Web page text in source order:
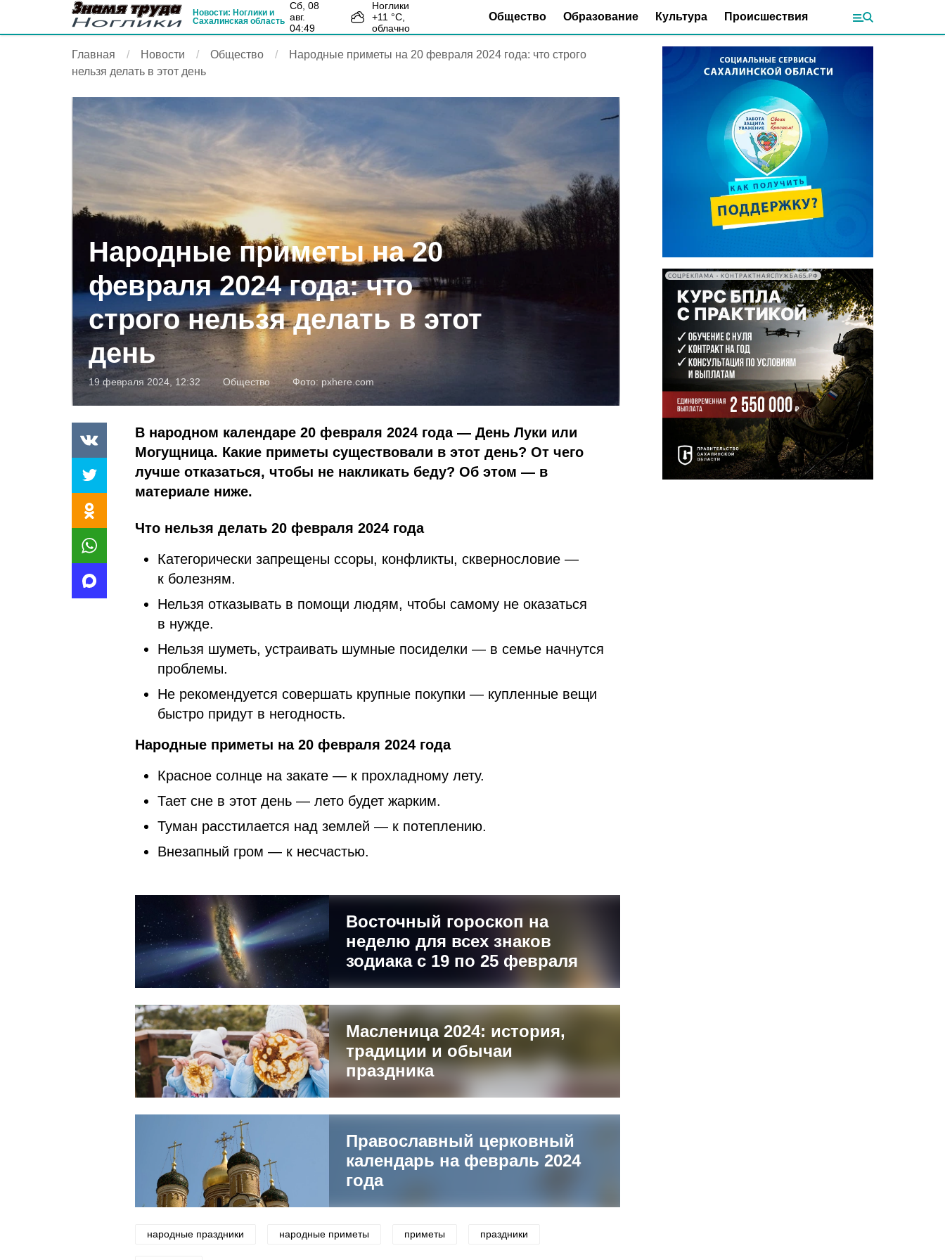
Новости: Ноглики и
Сахалинская область
сб, 08
авг.
04:49
Ноглики
+11 °С,
облачно
Общество Образование Культура Происшествия
Главная Новости Общество
Народные приметы на 20 февраля 2024 года: что строго
нельзя делать в этот день
Народные приметы на 20
февраля 2024 года: что
строго нельзя делать в этот
день
19 февраля 2024, 12:32 Общество Фото: pxhere.com
В народном календаре 20 февраля 2024 года — День Луки или
Могущница. Какие приметы существовали в этот день? От чего
лучше отказаться, чтобы не накликать беду? Об этом — в
материале ниже.
Что нельзя делать 20 февраля 2024 года
Категорически запрещены ссоры, конфликты, сквернословие —
к болезням.
Нельзя отказывать в помощи людям, чтобы самому не оказаться
в нужде.
Нельзя шуметь, устраивать шумные посиделки — в семье начнутся
проблемы.
Не рекомендуется совершать крупные покупки — купленные вещи
быстро придут в негодность.
Народные приметы на 20 февраля 2024 года
Красное солнце на закате — к прохладному лету.
Тает сне в этот день — лето будет жарким.
Туман расстилается над землей — к потеплению.
Внезапный гром — к несчастью.
Восточный гороскоп на
неделю для всех знаков
зодиака с 19 по 25 февраля
Масленица 2024: история,
традиции и обычаи
праздника
Православный церковный
календарь на февраль 2024
года
народные праздники народные приметы приметы праздники
СОЦРЕКЛАМА • КОНТРАКТНАЯСЛУЖБА65.РФ